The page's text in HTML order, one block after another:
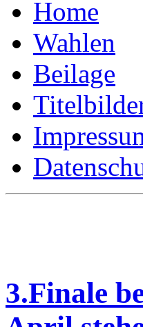
Home
Wahlen
Beilage
3.Finale